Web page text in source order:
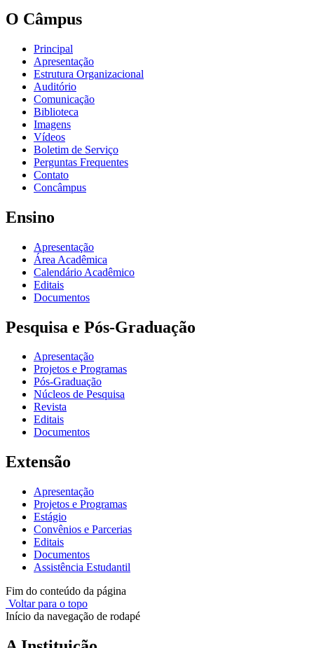
O Câmpus
Principal
Apresentação
Estrutura Organizacional
Auditório
Comunicação
Biblioteca
Imagens
Vídeos
Boletim de Serviço
Perguntas Frequentes
Contato
Concâmpus
Ensino
Apresentação
Área Acadêmica
Calendário Acadêmico
Editais
Documentos
Pesquisa e Pós-Graduação
Apresentação
Projetos e Programas
Pós-Graduação
Núcleos de Pesquisa
Revista
Editais
Documentos
Extensão
Apresentação
Projetos e Programas
Estágio
Convênios e Parcerias
Editais
Documentos
Assistência Estudantil
Fim do conteúdo da página
Voltar para o topo
Início da navegação de rodapé